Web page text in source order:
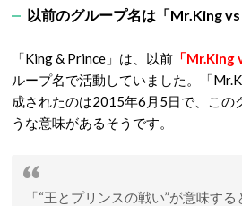
以前のグループ名は「Mr.King vs
「King & Prince」は、以前 「Mr.King
ループ名で活動していました。「
成されたのは2015年6月5日で、この
うな意味があるそうです。
「“王とプリンスの戦い”が意味す